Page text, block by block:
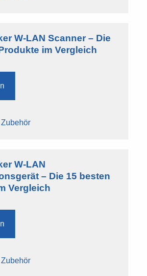
W-LAN Scanner – Die
im Vergleich
W-LAN
– Die 15 besten
Vergleich